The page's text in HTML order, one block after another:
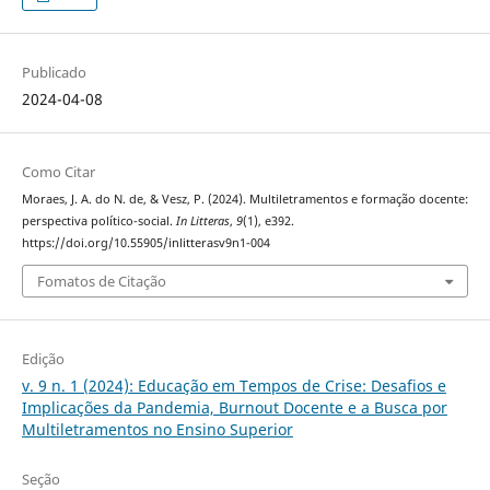
Publicado
2024-04-08
Como Citar
Moraes, J. A. do N. de, & Vesz, P. (2024). Multiletramentos e formação docente:
perspectiva político-social. In Litteras, 9(1), e392.
https://doi.org/10.55905/inlitterasv9n1-004
Fomatos de Citação
Edição
v. 9 n. 1 (2024): Educação em Tempos de Crise: Desafios e
Implicações da Pandemia, Burnout Docente e a Busca por
Multiletramentos no Ensino Superior
Seção